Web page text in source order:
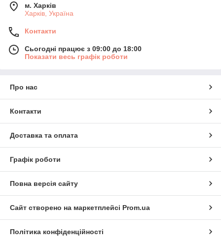
м. Харків
Харків, Україна
Контакти
Сьогодні працює з 09:00 до 18:00
Показати весь графік роботи
Про нас
Контакти
Доставка та оплата
Графік роботи
Повна версія сайту
Сайт створено на маркетплейсі Prom.ua
Політика конфіденційності